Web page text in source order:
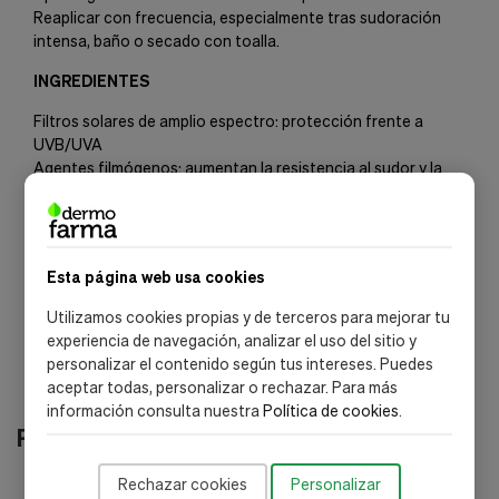
Esta página web usa cookies
Utilizamos cookies propias y de terceros para mejorar tu
experiencia de navegación, analizar el uso del sitio y
personalizar el contenido según tus intereses. Puedes
aceptar todas, personalizar o rechazar. Para más
información consulta nuestraPolítica de cookies.
Rechazar cookies Personalizar
Reaplicar con frecuencia, especialmente tras sudoración
intensa, baño o secado con toalla.
INGREDIENTES
Filtros solares de amplio espectro: protección frente a
UVB/UVA
Agentes filmógenos: aumentan la resistencia al sudor y la
Antioxidantes: ayudan a proteger frente al daño oxidativo
*) La lista de ingredientes puede sufrir modificaciones.
el estuche del producto antes de su uso.
Productos relacionados